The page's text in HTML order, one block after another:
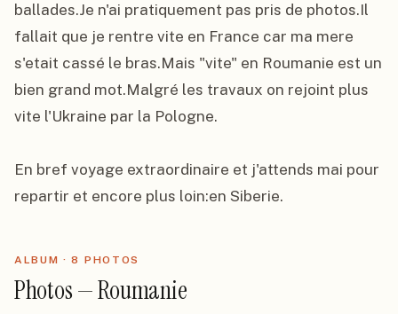
ballades.Je n'ai pratiquement pas pris de photos.Il
fallait que je rentre vite en France car ma mere
s'etait cassé le bras.Mais "vite" en Roumanie est un
bien grand mot.Malgré les travaux on rejoint plus
vite l'Ukraine par la Pologne.
En bref voyage extraordinaire et j'attends mai pour
repartir et encore plus loin:en Siberie.
ALBUM ·8 PHOTOS
Photos — Roumanie